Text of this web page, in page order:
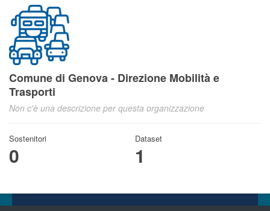
Comune di Genova - Direzione Mobilità e
Trasporti
Non c'è una descrizione per questa organizzazione
Sostenitori
0
Dataset
1